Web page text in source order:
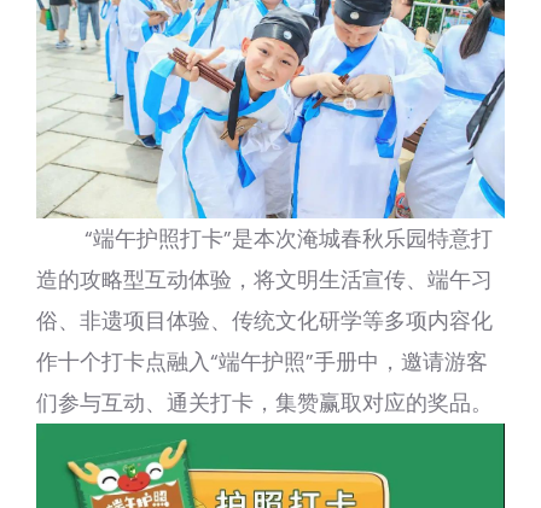
“端午护照打卡”是本次淹城春秋乐园特意打
造的攻略型互动体验，将文明生活宣传、端午习
俗、非遗项目体验、传统文化研学等多项内容化
作十个打卡点融入“端午护照”手册中，邀请游客
们参与互动、通关打卡，集赞赢取对应的奖品。